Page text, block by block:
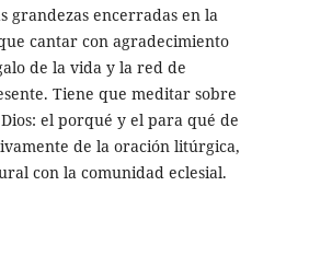
grandezas encerradas en la
cantar con agradecimiento
de la vida y la red de
Tiene que meditar sobre
el porqué y el para qué de
de la oración litúrgica,
con la comunidad eclesial.